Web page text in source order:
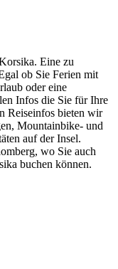
Eine zu
ob Sie Ferien mit
oder eine
Infos die Sie für Ihre
Reiseinfos bieten wir
Mountainbike- und
auf der Insel.
wo Sie auch
buchen können.